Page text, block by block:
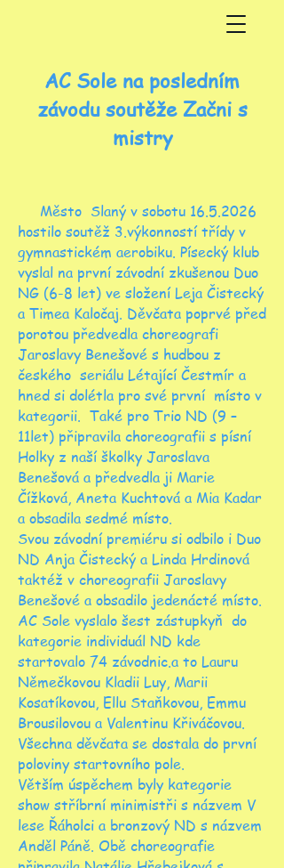
AC Sole na posledním
závodu soutěže Začni s
mistry
Město Slaný v sobotu 16.5.2026
hostilo soutěž 3.výkonností třídy v
gymnastickém aerobiku. Písecký klub
vyslal na první závodní zkušenou Duo
NG (6-8 let) ve složení Leja Čistecký
a Timea Kaločaj. Děvčata poprvé před
porotou předvedla choreografi
Jaroslavy Benešové s hudbou z
českého seriálu Létající Čestmír a
hned si dolétla pro své první místo v
kategorii. Také pro Trio ND (9 –
11let) připravila choreografii s písní
Holky z naší školky Jaroslava
Benešová a předvedla ji Marie
Čížková, Aneta Kuchtová a Mia Kadar
a obsadila sedmé místo.
Svou závodní premiéru si odbilo i Duo
ND Anja Čistecký a Linda Hrdinová
taktéž v choreografii Jaroslavy
Benešové a obsadilo jedenácté místo.
AC Sole vyslalo šest zástupkyň do
kategorie individuál ND kde
startovalo 74 závodnic.a to Lauru
Němečkovou Kladii Luy, Marii
Kosatíkovou, Ellu Staňkovou, Emmu
Brousilovou a Valentinu Křiváčovou.
Všechna děvčata se dostala do první
poloviny startovního pole.
Větším úspěchem byly kategorie
show stříbrní minimistři s názvem V
lese Řáholci a bronzový ND s názvem
Anděl Páně. Obě choreografie